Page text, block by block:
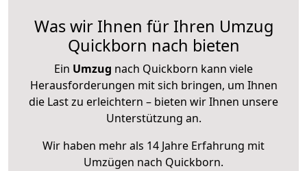
Was wir Ihnen für Ihren Umzug
Quickborn nach bieten
Ein Umzug nach Quickborn kann viele
Herausforderungen mit sich bringen, um Ihnen
die Last zu erleichtern – bieten wir Ihnen unsere
Unterstützung an.
Wir haben mehr als 14 Jahre Erfahrung mit
Umzügen nach Quickborn.